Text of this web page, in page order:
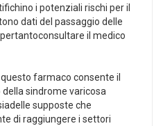
i potenziali rischi per il
dati del passaggio delle
il medico
farmaco consente il
sindrome varicosa
supposte che
di raggiungere i settori